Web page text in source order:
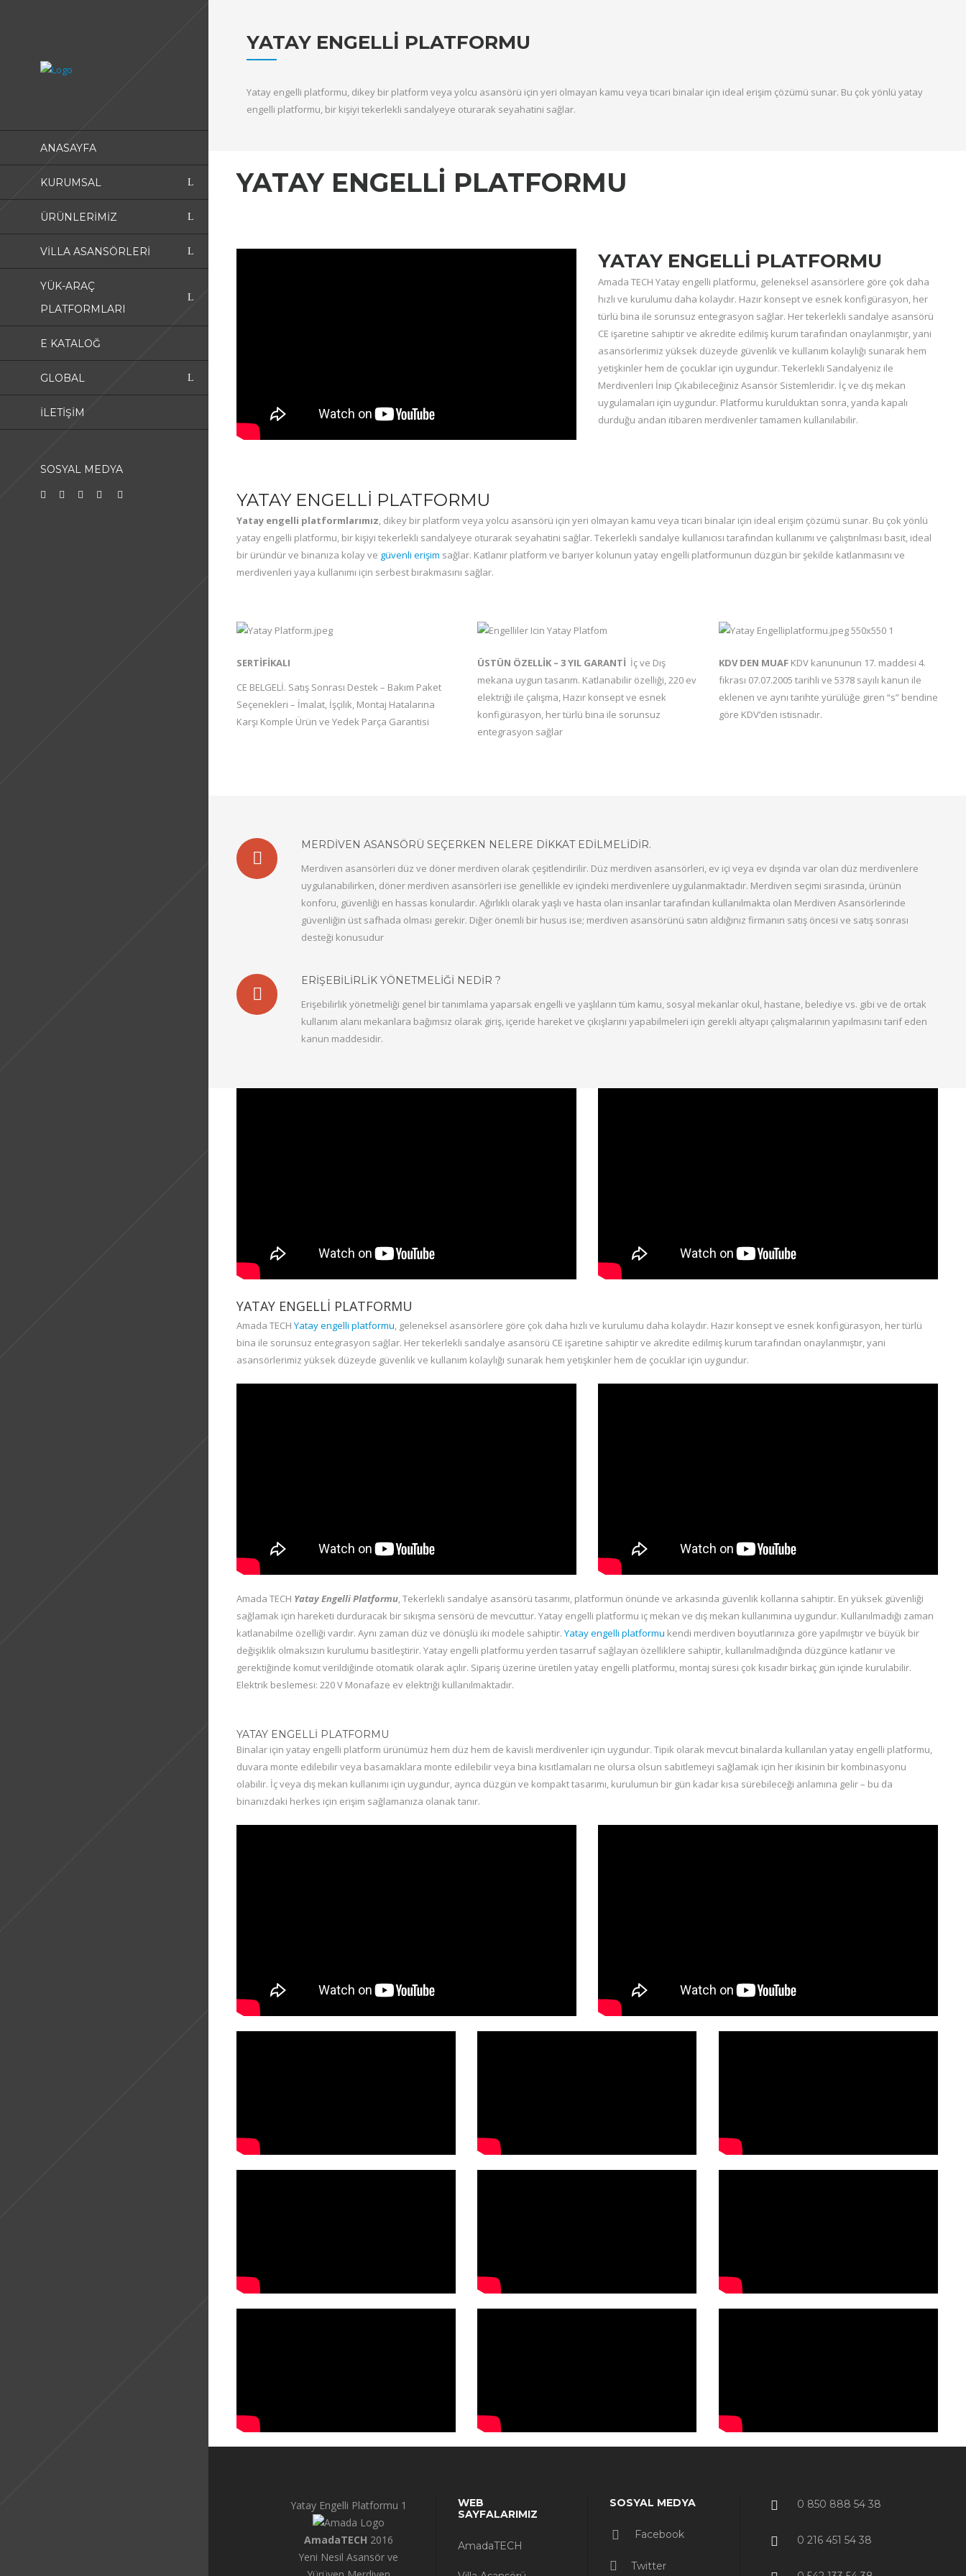
ANASAYFA
KURUMSAL
ÜRÜNLERİMİZ
VILLA ASANSÖRLERI
YÜK-ARAÇ
PLATFORMLARI
E KATALOĞ
GLOBAL
İLETIŞIM
SOSYAL MEDYA
YATAY ENGELLI PLATFORMU
Yatay engelli platformu, dikey bir platform veya yolcu asansörü için yeri olmayan kamu veya ticari binalar için ideal erişim çözümü sunar. Bu çok yönlü yatay
engelli platformu, bir kişiyi tekerlekli sandalyeye oturarak seyahatini sağlar.
YATAY ENGELLİ PLATFORMU
YATAY ENGELLI PLATFORMU
Amada TECH Yatay engelli platformu, geleneksel asansörlere göre çok daha
hızlı ve kurulumu daha kolaydır. Hazır konsept ve esnek konfigürasyon, her
türlü bina ile sorunsuz entegrasyon sağlar. Her tekerlekli sandalye asansörü
CE işaretine sahiptir ve akredite edilmiş kurum tarafından onaylanmıştır, yani
asansörlerimiz yüksek düzeyde güvenlik ve kullanım kolaylığı sunarak hem
yetişkinler hem de çocuklar için uygundur. Tekerlekli Sandalyeniz ile
Merdivenleri İnip Çıkabileceğiniz Asansör Sistemleridir. İç ve dış mekan
uygulamaları için uygundur. Platformu kurulduktan sonra, yanda kapalı
durduğu andan itibaren merdivenler tamamen kullanılabilir.
YATAY ENGELLI PLATFORMU
Yatay engelli platformlarımız, dikey bir platform veya yolcu asansörü için yeri olmayan kamu veya ticari binalar için ideal erişim çözümü sunar. Bu çok yönlü
yatay engelli platformu, bir kişiyi tekerlekli sandalyeye oturarak seyahatini sağlar. Tekerlekli sandalye kullanıcısı tarafından kullanımı ve çalıştırılması basit, ideal
bir üründür ve binanıza kolay ve güvenli erişim sağlar. Katlanır platform ve bariyer kolunun yatay engelli platformunun düzgün bir şekilde katlanmasını ve
merdivenleri yaya kullanımı için serbest bırakmasını sağlar.
SERTİFİKALI
CE BELGELİ. Satış Sonrası Destek – Bakım Paket
Seçenekleri – İmalat, İşçilik, Montaj Hatalarına
Karşı Komple Ürün ve Yedek Parça Garantisi
ÜSTÜN ÖZELLİK – 3 YIL GARANTİ İç ve Dış
mekana uygun tasarım. Katlanabilir özelliği, 220 ev
elektriği ile çalışma, Hazır konsept ve esnek
konfigürasyon, her türlü bina ile sorunsuz
entegrasyon sağlar
KDV DEN MUAFKDV kanununun 17. maddesi 4.
fıkrası 07.07.2005 tarihli ve 5378 sayılı kanun ile
eklenen ve aynı tarihte yürülüğe giren “s” bendine
göre KDV’den istisnadır.
MERDIVEN ASANSÖRÜ SEÇERKEN NELERE DIKKAT EDILMELIDIR.
Merdiven asansörleri düz ve döner merdiven olarak çeşitlendirilir. Düz merdiven asansörleri, ev içi veya ev dışında var olan düz merdivenlere
uygulanabilirken, döner merdiven asansörleri ise genellikle ev içindeki merdivenlere uygulanmaktadır. Merdiven seçimi sırasında, ürünün
konforu, güvenliği en hassas konulardır. Ağırlıklı olarak yaşlı ve hasta olan insanlar tarafından kullanılmakta olan Merdiven Asansörlerinde
güvenliğin üst safhada olması gerekir. Diğer önemli bir husus ise; merdiven asansörünü satın aldığınız firmanın satış öncesi ve satış sonrası
desteği konusudur
ERIŞEBILIRLIK YÖNETMELIĞI NEDIR ?
Erişebilirlik yönetmeliği genel bir tanımlama yaparsak engelli ve yaşlıların tüm kamu, sosyal mekanlar okul, hastane, belediye vs. gibi ve de ortak
kullanım alanı mekanlara bağımsız olarak giriş, içeride hareket ve çıkışlarını yapabilmeleri için gerekli altyapı çalışmalarının yapılmasını tarif eden
kanun maddesidir.
YATAY ENGELLI PLATFORMU
Amada TECHYatay engelli platformu, geleneksel asansörlere göre çok daha hızlı ve kurulumu daha kolaydır. Hazır konsept ve esnek konfigürasyon, her türlü
bina ile sorunsuz entegrasyon sağlar. Her tekerlekli sandalye asansörü CE işaretine sahiptir ve akredite edilmiş kurum tarafından onaylanmıştır, yani
asansörlerimiz yüksek düzeyde güvenlik ve kullanım kolaylığı sunarak hem yetişkinler hem de çocuklar için uygundur.
Amada TECH Yatay Engelli Platformu, Tekerlekli sandalye asansörü tasarımı, platformun önünde ve arkasında güvenlik kollarına sahiptir. En yüksek güvenliği
sağlamak için hareketi durduracak bir sıkışma sensörü de mevcuttur. Yatay engelli platformu iç mekan ve dış mekan kullanımına uygundur. Kullanılmadığı zaman
katlanabilme özelliği vardır. Aynı zaman düz ve dönüşlü iki modele sahiptir.Yatay engelli platformu kendi merdiven boyutlarınıza göre yapılmıştır ve büyük bir
değişiklik olmaksızın kurulumu basitleştirir. Yatay engelli platformu yerden tasarruf sağlayan özelliklere sahiptir, kullanılmadığında düzgünce katlanır ve
gerektiğinde komut verildiğinde otomatik olarak açılır. Sipariş üzerine üretilen yatay engelli platformu, montaj süresi çok kısadır birkaç gün içinde kurulabilir.
Elektrik beslemesi: 220 V Monafaze ev elektriği kullanılmaktadır.
YATAY ENGELLI PLATFORMU
Binalar için yatay engelli platform ürünümüz hem düz hem de kavisli merdivenler için uygundur. Tipik olarak mevcut binalarda kullanılan yatay engelli platformu,
duvara monte edilebilir veya basamaklara monte edilebilir veya bina kısıtlamaları ne olursa olsun sabitlemeyi sağlamak için her ikisinin bir kombinasyonu
olabilir. İç veya dış mekan kullanımı için uygundur, ayrıca düzgün ve kompakt tasarımı, kurulumun bir gün kadar kısa sürebileceği anlamına gelir – bu da
binanızdaki herkes için erişim sağlamanıza olanak tanır.
Yatay Engelli Platformu 1
AmadaTECH 2016
Yeni Nesil Asansör ve
WEB
SAYFALARIMIZ
AmadaTECH
SOSYAL MEDYA
Facebook
Twitter
0 850 888 54 38
0 216 451 54 38